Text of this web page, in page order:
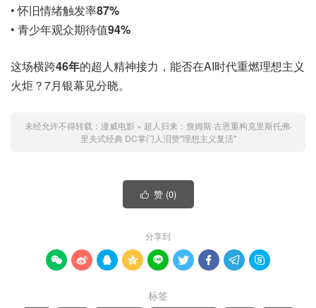
• 怀旧情绪触发率87%
• 青少年观众期待值94%
这场横跨46年的超人精神接力，能否在AI时代重燃理想主义
火炬？7月银幕见分晓。
未经允许不得转载： 漫威电影 » 超人归来：詹姆斯·古恩重构克里斯托弗·
里夫式经典 DC掌门人泪赞"理想主义复活"
 赞 (0)
分享到
        
标签